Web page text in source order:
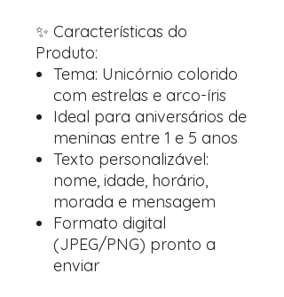
✨ Características do
Produto:
Tema: Unicórnio colorido
com estrelas e arco-íris
Ideal para aniversários de
meninas entre 1 e 5 anos
Texto personalizável:
nome, idade, horário,
morada e mensagem
Formato digital
(JPEG/PNG) pronto a
enviar